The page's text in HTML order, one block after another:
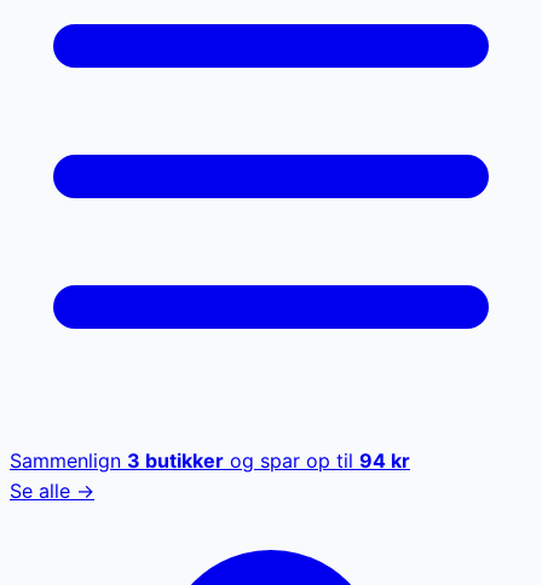
Sammenlign 3 butikker og spar op til 94 kr
Se alle →